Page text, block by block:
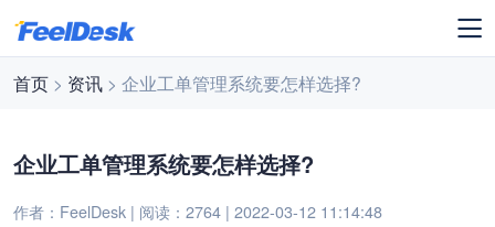
首页 > 资讯 > 企业工单管理系统要怎样选择?
企业工单管理系统要怎样选择?
作者：FeelDesk | 阅读：2764 | 2022-03-12 11:14:48